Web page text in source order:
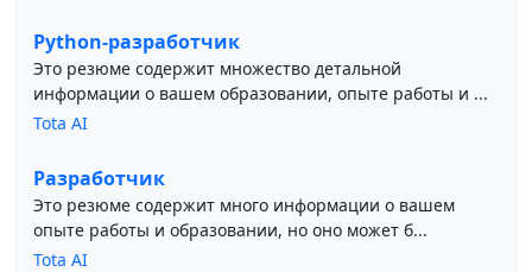
Python-разработчик
Это резюме содержит множество детальной
информации о вашем образовании, опыте работы и ...
Tota AI
Разработчик
Это резюме содержит много информации о вашем
опыте работы и образовании, но оно может б...
Tota AI